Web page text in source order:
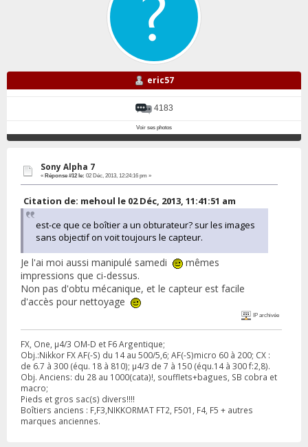
eric57
4183
Voir ses photos
Sony Alpha 7
« Réponse #12 le: 02 Déc, 2013, 12:24:16 pm »
Citation de: mehoul le 02 Déc, 2013, 11:41:51 am
est-ce que ce boîtier a un obturateur? sur les images
sans objectif on voit toujours le capteur.
Je l'ai moi aussi manipulé samedi
mêmes
impressions que ci-dessus.
Non pas d'obtu mécanique, et le capteur est facile
d'accès pour nettoyage
IP archivée
FX, One, µ4/3 OM-D et F6 Argentique;
Obj.:Nikkor FX AF(-S) du 14 au 500/5,6; AF(-S)micro 60 à 200; CX :
de 6.7 à 300 (équ. 18 à 810); µ4/3 de 7 à 150 (équ.14 à 300 f:2,8).
Obj. Anciens: du 28 au 1000(cata)!, soufflets+bagues, SB cobra et
macro;
Pieds et gros sac(s) divers!!!!
Boîtiers anciens : F,F3,NIKKORMAT FT2, F501, F4, F5 + autres
marques anciennes.